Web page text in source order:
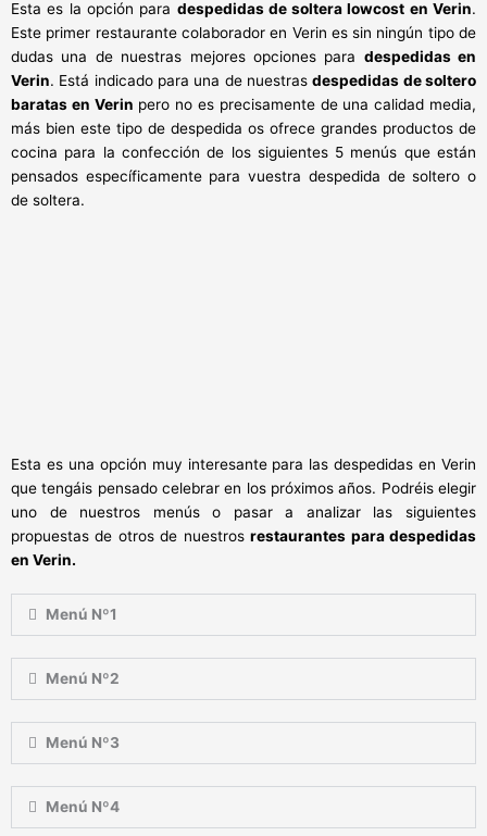
Esta es la opción para despedidas de soltera lowcost en Verin.
Este primer restaurante colaborador en Verin es sin ningún tipo de
dudas una de nuestras mejores opciones para despedidas en
Verin. Está indicado para una de nuestrasdespedidas de soltero
baratas en Verin pero no es precisamente de una calidad media,
más bien este tipo de despedida os ofrece grandes productos de
cocina para la confección de los siguientes 5 menús que están
pensados específicamente para vuestra despedida de soltero o
de soltera.
Esta es una opción muy interesante para las despedidas en Verin
que tengáis pensado celebrar en los próximos años. Podréis elegir
uno de nuestros menús o pasar a analizar las siguientes
propuestas de otros de nuestrosrestaurantes para despedidas
en Verin.
Menú Nº1
Menú Nº2
Menú Nº3
Menú Nº4